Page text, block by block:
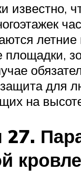
известно,
площадки,
защита для
на
27.